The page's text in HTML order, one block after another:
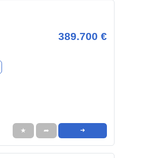
389.700 €
★ ➦ ➜